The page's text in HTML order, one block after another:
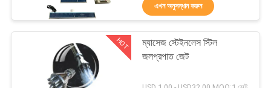
যোগাযোগ
এখন অনুসন্ধান করুন
HOT
ম্যাসেজ স্টেইনলেস স্টিল
জলপ্রপাত জেট